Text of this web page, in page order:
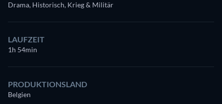
Drama, Historisch, Krieg & Militär
LAUFZEIT
1h 54min
PRODUKTIONSLAND
Belgien